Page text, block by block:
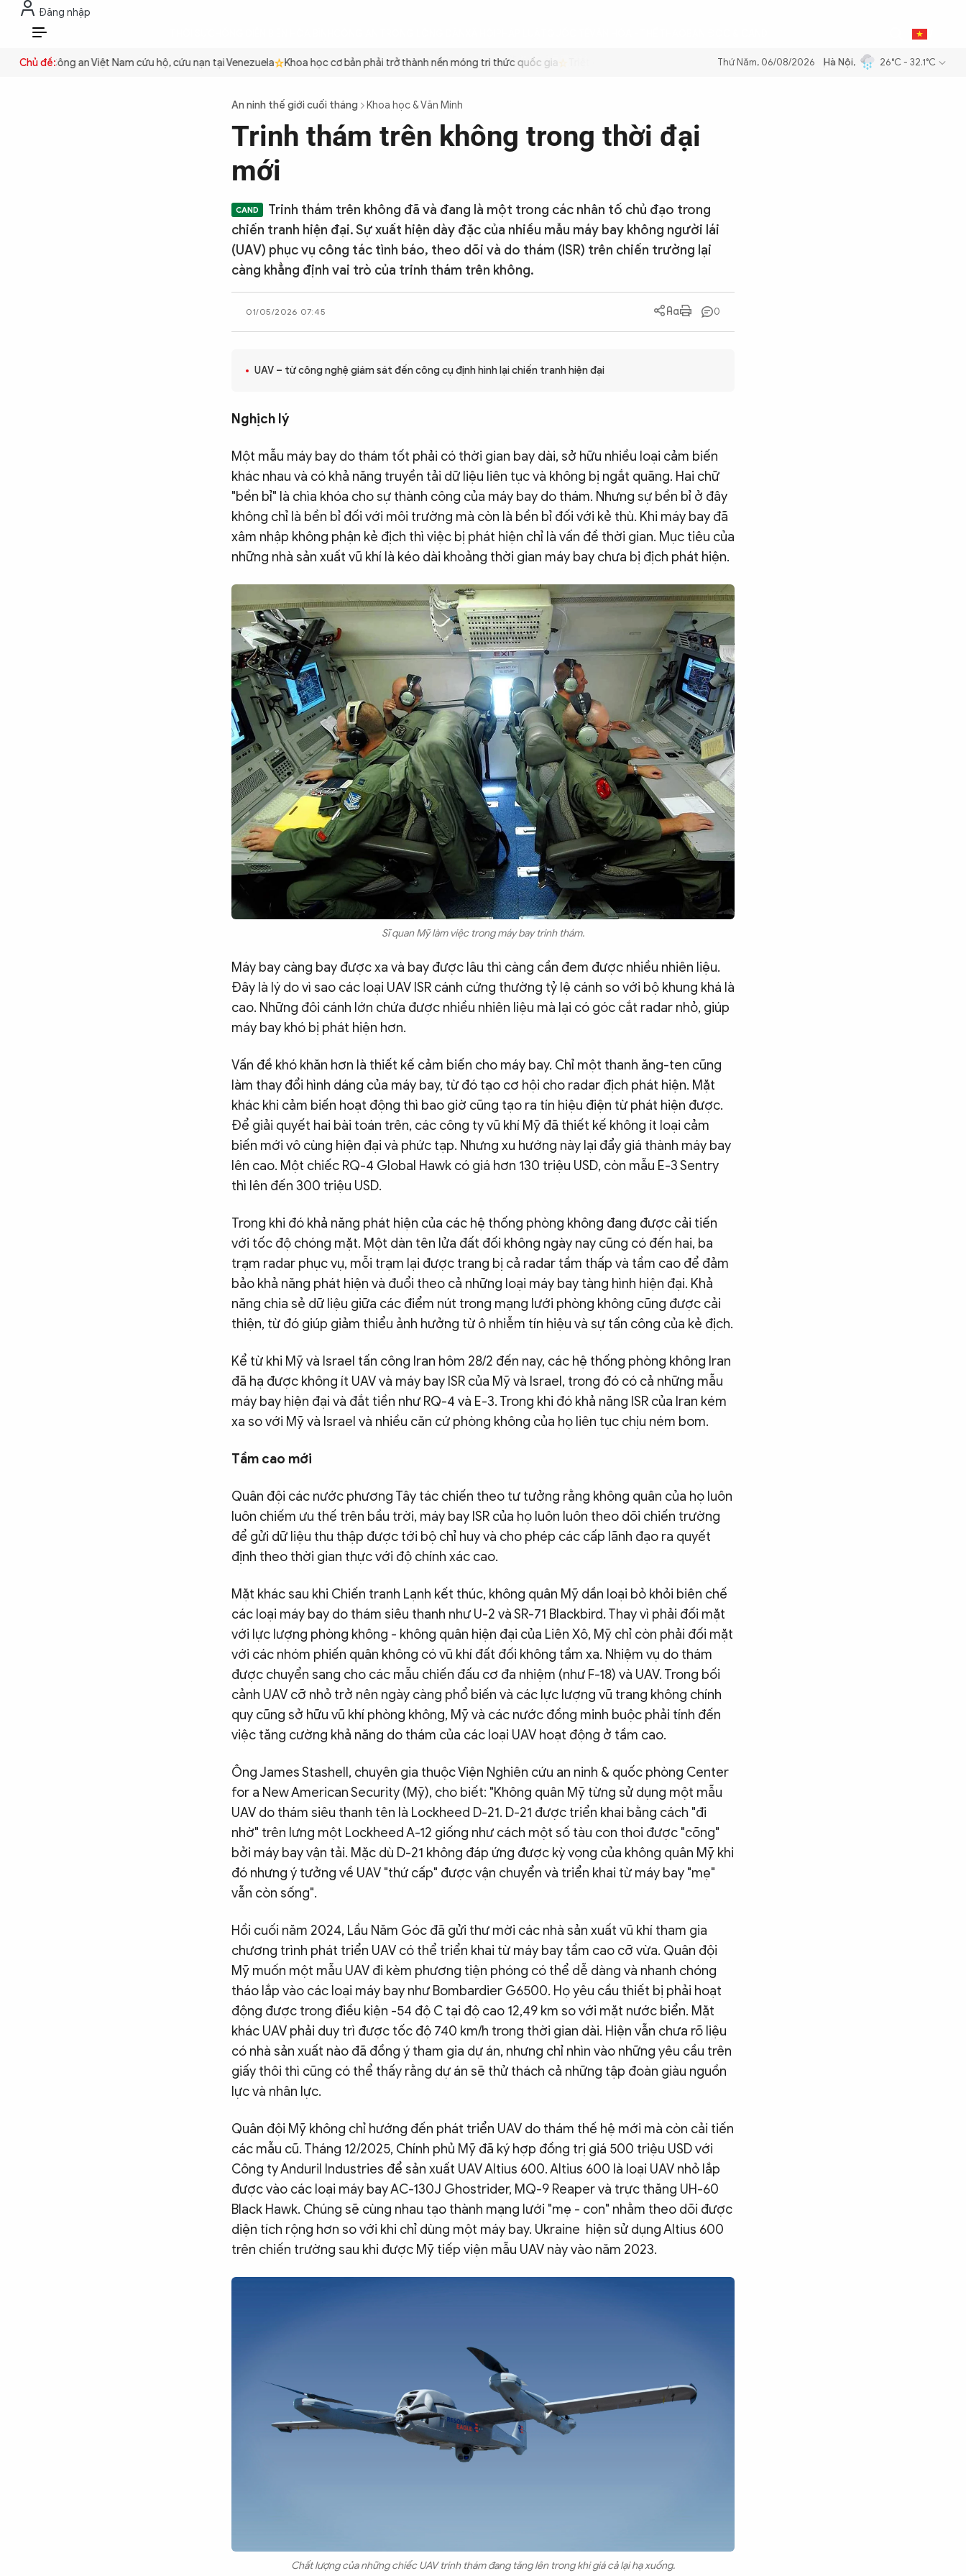
Đăng nhập
VI
Chủ đề:Công an Việt Nam cứu hộ, cứu nạn tại Venezuela Khoa học cơ bản phải trở thành nền móng tri thức quốc gia Triệt để tiết kiệm xăng dầu để đảm bảo an ninh năng lượng quốc gia Thực hiện Nghị
Thứ Năm, 06/08/2026 Hà Nội, 26°C - 32.1°C
An ninh thế giới cuối tháng Khoa học & Văn Minh
Trinh thám trên không trong thời đại
mới
Trinh thám trên không đã và đang là một trong các nhân tố chủ đạo trong
chiến tranh hiện đại. Sự xuất hiện dày đặc của nhiều mẫu máy bay không người lái
(UAV) phục vụ công tác tình báo, theo dõi và do thám (ISR) trên chiến trường lại
càng khẳng định vai trò của trinh thám trên không.
01/05/2026 07:45 0
UAV – từ công nghệ giám sát đến công cụ định hình lại chiến tranh hiện đại
Nghịch lý
Một mẫu máy bay do thám tốt phải có thời gian bay dài, sở hữu nhiều loại cảm biến
khác nhau và có khả năng truyền tải dữ liệu liên tục và không bị ngắt quãng. Hai chữ
"bền bỉ" là chìa khóa cho sự thành công của máy bay do thám. Nhưng sự bền bỉ ở đây
không chỉ là bền bỉ đối với môi trường mà còn là bền bỉ đối với kẻ thù. Khi máy bay đã
xâm nhập không phận kẻ địch thì việc bị phát hiện chỉ là vấn đề thời gian. Mục tiêu của
những nhà sản xuất vũ khí là kéo dài khoảng thời gian máy bay chưa bị địch phát hiện.
Sĩ quan Mỹ làm việc trong máy bay trinh thám.
Máy bay càng bay được xa và bay được lâu thì càng cần đem được nhiều nhiên liệu.
Đây là lý do vì sao các loại UAV ISR cánh cứng thường tỷ lệ cánh so với bộ khung khá là
cao. Những đôi cánh lớn chứa được nhiều nhiên liệu mà lại có góc cắt radar nhỏ, giúp
máy bay khó bị phát hiện hơn.
Vấn đề khó khăn hơn là thiết kế cảm biến cho máy bay. Chỉ một thanh ăng-ten cũng
làm thay đổi hình dáng của máy bay, từ đó tạo cơ hội cho radar địch phát hiện. Mặt
khác khi cảm biến hoạt động thì bao giờ cũng tạo ra tín hiệu điện từ phát hiện được.
Để giải quyết hai bài toán trên, các công ty vũ khí Mỹ đã thiết kế không ít loại cảm
biến mới vô cùng hiện đại và phức tạp. Nhưng xu hướng này lại đẩy giá thành máy bay
lên cao. Một chiếc RQ-4 Global Hawk có giá hơn 130 triệu USD, còn mẫu E-3 Sentry
thì lên đến 300 triệu USD.
Trong khi đó khả năng phát hiện của các hệ thống phòng không đang được cải tiến
với tốc độ chóng mặt. Một dàn tên lửa đất đối không ngày nay cũng có đến hai, ba
trạm radar phục vụ, mỗi trạm lại được trang bị cả radar tầm thấp và tầm cao để đảm
bảo khả năng phát hiện và đuổi theo cả những loại máy bay tàng hình hiện đại. Khả
năng chia sẻ dữ liệu giữa các điểm nút trong mạng lưới phòng không cũng được cải
thiện, từ đó giúp giảm thiểu ảnh hưởng từ ô nhiễm tín hiệu và sự tấn công của kẻ địch.
Kể từ khi Mỹ và Israel tấn công Iran hôm 28/2 đến nay, các hệ thống phòng không Iran
đã hạ được không ít UAV và máy bay ISR của Mỹ và Israel, trong đó có cả những mẫu
máy bay hiện đại và đắt tiền như RQ-4 và E-3. Trong khi đó khả năng ISR của Iran kém
xa so với Mỹ và Israel và nhiều căn cứ phòng không của họ liên tục chịu ném bom.
Tầm cao mới
Quân đội các nước phương Tây tác chiến theo tư tưởng rằng không quân của họ luôn
luôn chiếm ưu thế trên bầu trời, máy bay ISR của họ luôn luôn theo dõi chiến trường
để gửi dữ liệu thu thập được tới bộ chỉ huy và cho phép các cấp lãnh đạo ra quyết
định theo thời gian thực với độ chính xác cao.
Mặt khác sau khi Chiến tranh Lạnh kết thúc, không quân Mỹ dần loại bỏ khỏi biên chế
các loại máy bay do thám siêu thanh như U-2 và SR-71 Blackbird. Thay vì phải đối mặt
với lực lượng phòng không - không quân hiện đại của Liên Xô, Mỹ chỉ còn phải đối mặt
với các nhóm phiến quân không có vũ khí đất đối không tầm xa. Nhiệm vụ do thám
được chuyển sang cho các mẫu chiến đấu cơ đa nhiệm (như F-18) và UAV. Trong bối
cảnh UAV cỡ nhỏ trở nên ngày càng phổ biến và các lực lượng vũ trang không chính
quy cũng sở hữu vũ khí phòng không, Mỹ và các nước đồng minh buộc phải tính đến
việc tăng cường khả năng do thám của các loại UAV hoạt động ở tầm cao.
Ông James Stashell, chuyên gia thuộc Viện Nghiên cứu an ninh & quốc phòng Center
for a New American Security (Mỹ), cho biết: "Không quân Mỹ từng sử dụng một mẫu
UAV do thám siêu thanh tên là Lockheed D-21. D-21 được triển khai bằng cách "đi
nhờ" trên lưng một Lockheed A-12 giống như cách một số tàu con thoi được "cõng"
bởi máy bay vận tải. Mặc dù D-21 không đáp ứng được kỳ vọng của không quân Mỹ khi
đó nhưng ý tưởng về UAV "thứ cấp" được vận chuyển và triển khai từ máy bay "mẹ"
vẫn còn sống".
Hồi cuối năm 2024, Lầu Năm Góc đã gửi thư mời các nhà sản xuất vũ khí tham gia
chương trình phát triển UAV có thể triển khai từ máy bay tầm cao cỡ vừa. Quân đội
Mỹ muốn một mẫu UAV đi kèm phương tiện phóng có thể dễ dàng và nhanh chóng
tháo lắp vào các loại máy bay như Bombardier G6500. Họ yêu cầu thiết bị phải hoạt
động được trong điều kiện -54 độ C tại độ cao 12,49 km so với mặt nước biển. Mặt
khác UAV phải duy trì được tốc độ 740 km/h trong thời gian dài. Hiện vẫn chưa rõ liệu
có nhà sản xuất nào đã đồng ý tham gia dự án, nhưng chỉ nhìn vào những yêu cầu trên
giấy thôi thì cũng có thể thấy rằng dự án sẽ thử thách cả những tập đoàn giàu nguồn
lực và nhân lực.
Quân đội Mỹ không chỉ hướng đến phát triển UAV do thám thế hệ mới mà còn cải tiến
các mẫu cũ. Tháng 12/2025, Chính phủ Mỹ đã ký hợp đồng trị giá 500 triệu USD với
Công ty Anduril Industries để sản xuất UAV Altius 600. Altius 600 là loại UAV nhỏ lắp
được vào các loại máy bay AC-130J Ghostrider, MQ-9 Reaper và trực thăng UH-60
Black Hawk. Chúng sẽ cùng nhau tạo thành mạng lưới "mẹ - con" nhằm theo dõi được
diện tích rộng hơn so với khi chỉ dùng một máy bay. Ukraine hiện sử dụng Altius 600
trên chiến trường sau khi được Mỹ tiếp viện mẫu UAV này vào năm 2023.
Chất lượng của những chiếc UAV trinh thám đang tăng lên trong khi giá cả lại hạ xuống.